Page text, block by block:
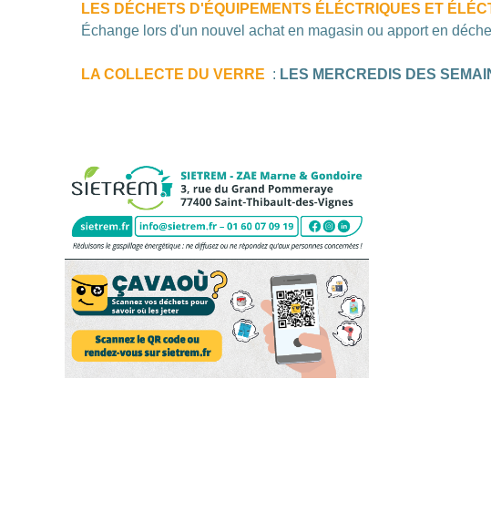
LES DÉCHETS D'ÉQUIPEMENTS ÉLÉCTRIQUES ET
Échange lors d'un nouvel achat en magasin ou apport en
LA COLLECTE DU VERRE : LES MERCREDIS DES